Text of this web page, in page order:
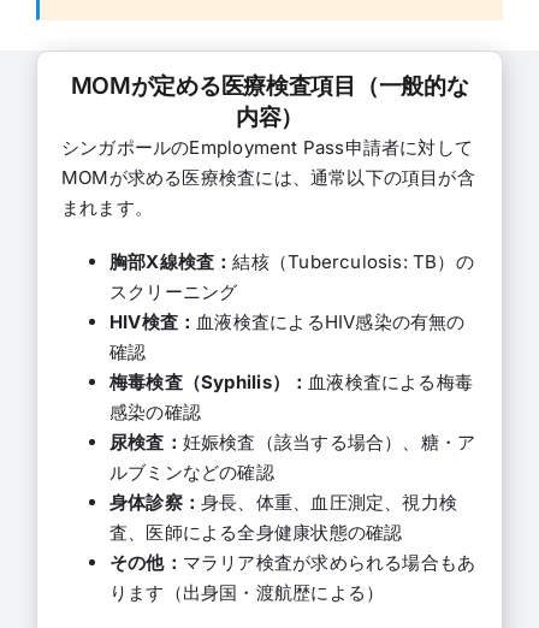
MOMが定める医療検査項目（一般的な
内容）
シンガポールのEmployment Pass申請者に対して
MOMが求める医療検査には、通常以下の項目が含
まれます。
胸部X線検査：結核（Tuberculosis: TB）の
スクリーニング
HIV検査： 血液検査によるHIV感染の有無の
確認
梅毒検査（Syphilis）： 血液検査による梅毒
感染の確認
尿検査： 妊娠検査（該当する場合）、糖・ア
ルブミンなどの確認
身体診察：身長、体重、血圧測定、視力検
査、医師による全身健康状態の確認
その他： マラリア検査が求められる場合もあ
ります（出身国・渡航歴による）